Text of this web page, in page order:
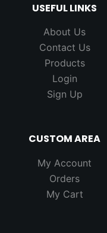
USEFUL LINKS
About Us
Contact Us
Products
Login
Sign Up
CUSTOM AREA
My Account
Orders
My Cart